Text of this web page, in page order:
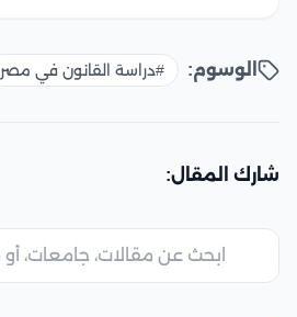
الوسوم: #دراسة القانون في مصر
شارك المقال: